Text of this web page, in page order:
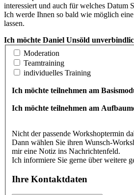
interessiert und auch für welches Datum
Ich werde Ihnen so bald wie möglich
lassen.
Ich möchte Daniel Unsöld
Moderation
Teamtraining
individuelles Training
Ich möchte teilnehmen am
Ich möchte teilnehmen am
Nicht der passende Workshoptermin
Dann wählen Sie ihren Wunsch-
mir eine Notiz ins Nachrichtenfeld.
Ich informiere Sie gerne über weitere
Ihre Kontaktdaten